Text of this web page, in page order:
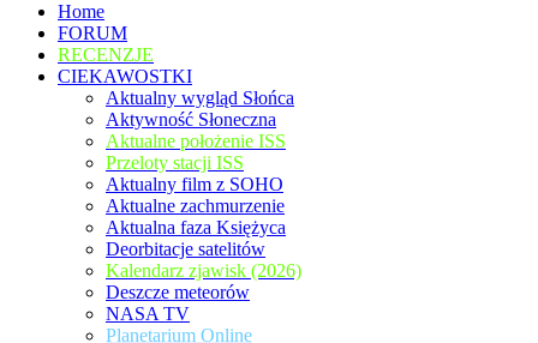
Home
FORUM
RECENZJE
CIEKAWOSTKI
Aktualny wygląd Słońca
Aktywność Słoneczna
Aktualne położenie ISS
Przeloty stacji ISS
Aktualny film z SOHO
Aktualne zachmurzenie
Aktualna faza Księżyca
Deorbitacje satelitów
Kalendarz zjawisk (2026)
Deszcze meteorów
NASA TV
Planetarium Online